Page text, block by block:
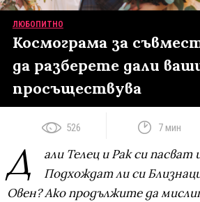
ЛЮБОПИТНО
Космограма за
да разберете дали
просъществува
526 7 мин
Д
али Телец и Рак си пасват
Подхождат ли си
Овен? Ако продължите да